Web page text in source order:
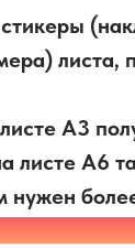
листа,
А3
листе А6
нужен
или